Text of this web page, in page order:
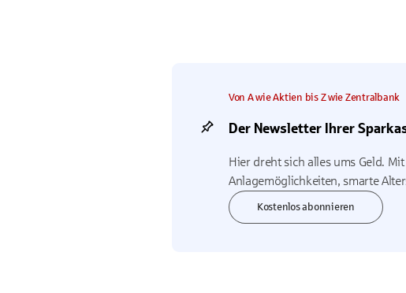
Von A wie Aktien bis Z wie Zentralbank
Der Newsletter Ihrer
Hier dreht sich alles ums Geld.
Anlagemöglichkeiten, smarte
Kostenlos abonnieren